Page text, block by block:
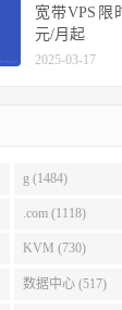
宽带VPS限
元/月起
2025-03-17
g (1484)
.com (1118)
KVM (730)
数据中心 (517)